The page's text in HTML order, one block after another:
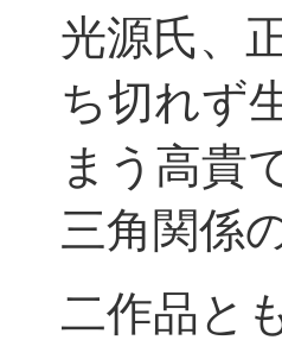
光源氏、
ち切れず
まう高貴
三角関係
二作品と